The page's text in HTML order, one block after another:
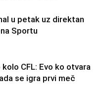
u petak uz direktan
Sportu
CFL: Evo ko otvara
se igra prvi meč